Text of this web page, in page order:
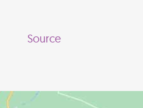
Source